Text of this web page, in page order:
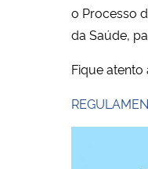
o Processo
da Saúde,
Fique